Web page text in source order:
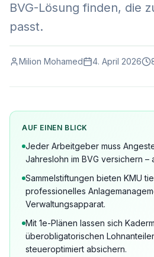
BVG-Lösung finden, die
passt.
Milion Mohamed 4. April 2026
AUF EINEN BLICK
Jeder Arbeitgeber muss
Jahreslohn im BVG versichern –
Sammelstiftungen bieten KMU
professionelles
Verwaltungsapparat.
Mit 1e-Plänen lassen sich
überobligatorischen
steueroptimiert absichern.